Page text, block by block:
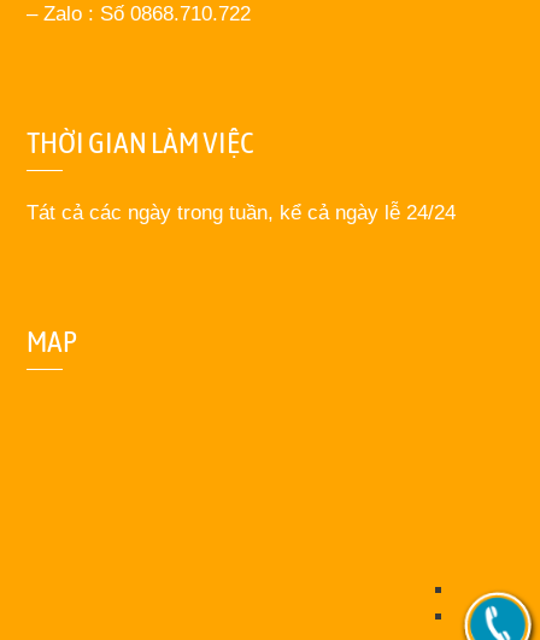
– Zalo : Số 0868.710.722
THỜI GIAN LÀM VIỆC
Tát cả các ngày trong tuần, kể cả ngày lễ 24/24
MAP